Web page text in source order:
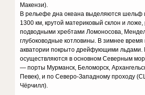
Макензи).
В рельефе дна океана выделяются
1300 км, крутой материковый склон и
подводными хребтами Ломоносова,
глубоководные котловины. В зимнее время
акватории покрыто дрейфующими льдами.
осуществляются в основном Северным
— порты Мурманск, Беломорск,
Певек), и по Северо-Западному проходу
Чёрчилл).